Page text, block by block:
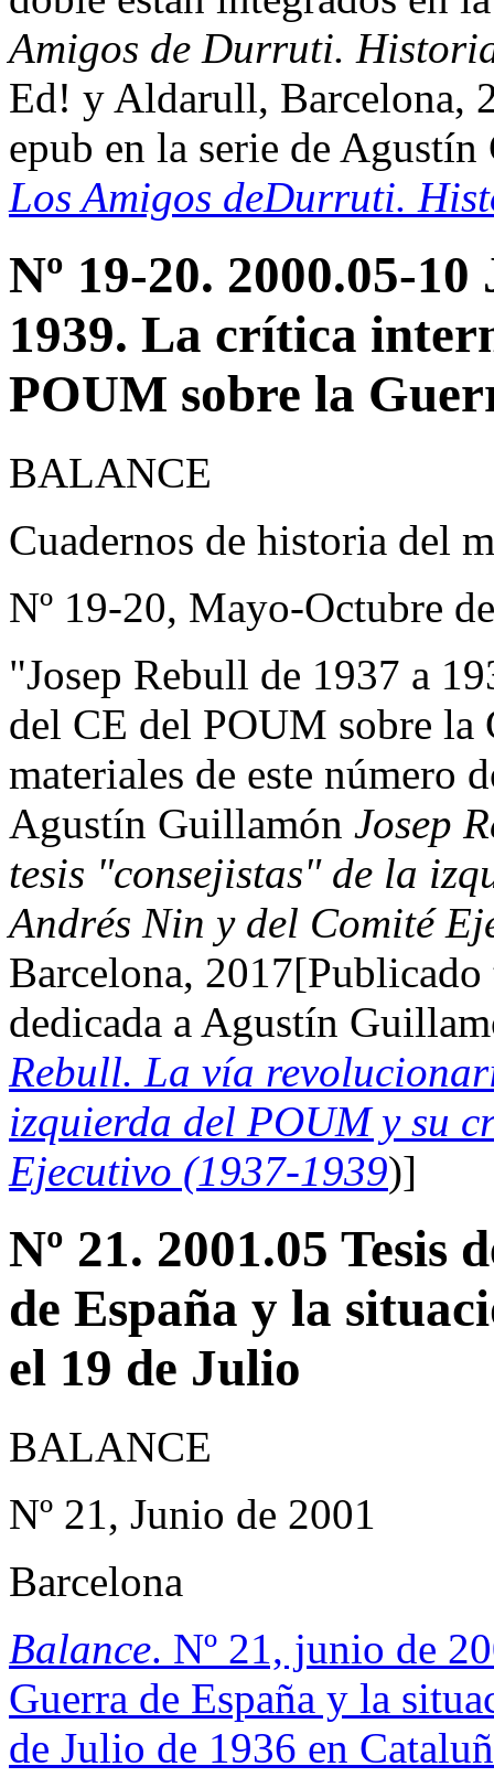
Amigos de Durruti.
Ed! y Aldarull, Barcelona,
epub en la serie de
Los Amigos deDurruti.
Nº 19-20. 2000.05-
1939. La crítica
POUM sobre la
BALANCE
Cuadernos de historia del
Nº 19-20, Mayo-Octubre
"Josep Rebull de 1937 a
del CE del POUM sobre la
materiales de este número
Agustín Guillamón Josep
tesis "consejistas" de la
Andrés Nin y del Comité
Barcelona, 2017[Publicado
dedicada a Agustín
Rebull. La vía
izquierda del POUM y su
Ejecutivo (1937-1939)]
Nº 21. 2001.05 Tesis
de España y la
el 19 de Julio
BALANCE
Nº 21, Junio de 2001
Barcelona
Balance. Nº 21, junio de
Guerra de España y la
de Julio de 1936 en